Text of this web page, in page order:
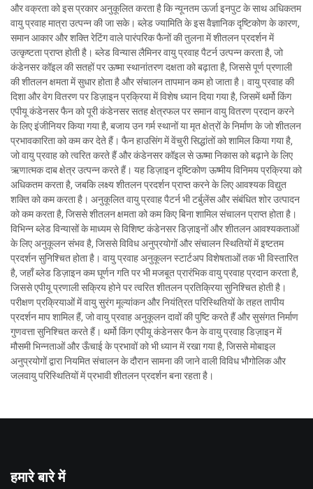
और वक्रता को इस प्रकार अनुकूलित करता है कि न्यूनतम ऊर्जा इनपुट के साथ अधिकतम
वायु प्रवाह मात्रा उत्पन्न की जा सके। ब्लेड ज्यामिति के इस वैज्ञानिक दृष्टिकोण के कारण,
समान आकार और शक्ति रेटिंग वाले पारंपरिक फैनों की तुलना में शीतलन प्रदर्शन में
उत्कृष्टता प्राप्त होती है। ब्लेड विन्यास लैमिनर वायु प्रवाह पैटर्न उत्पन्न करता है, जो
कंडेनसर कॉइल की सतहों पर ऊष्मा स्थानांतरण दक्षता को बढ़ाता है, जिससे पूर्ण प्रणाली
की शीतलन क्षमता में सुधार होता है और संचालन तापमान कम हो जाता है। वायु प्रवाह की
दिशा और वेग वितरण पर डिज़ाइन प्रक्रिया में विशेष ध्यान दिया गया है, जिसमें थर्मो किंग
एपीयू कंडेनसर फैन को पूरी कंडेनसर सतह क्षेत्रफल पर समान वायु वितरण प्रदान करने
के लिए इंजीनियर किया गया है, बजाय उन गर्म स्थानों या मृत क्षेत्रों के निर्माण के जो शीतलन
प्रभावकारिता को कम कर देते हैं। फैन हाउसिंग में वेंचुरी सिद्धांतों को शामिल किया गया है,
जो वायु प्रवाह को त्वरित करते हैं और कंडेनसर कॉइल से ऊष्मा निकास को बढ़ाने के लिए
ऋणात्मक दाब क्षेत्र उत्पन्न करते हैं। यह डिज़ाइन दृष्टिकोण ऊष्मीय विनिमय प्रक्रिया को
अधिकतम करता है, जबकि लक्ष्य शीतलन प्रदर्शन प्राप्त करने के लिए आवश्यक विद्युत
शक्ति को कम करता है। अनुकूलित वायु प्रवाह पैटर्न भी टर्बुलेंस और संबंधित शोर उत्पादन
को कम करता है, जिससे शीतलन क्षमता को कम किए बिना शामिल संचालन प्राप्त होता है।
विभिन्न ब्लेड विन्यासों के माध्यम से विशिष्ट कंडेनसर डिज़ाइनों और शीतलन आवश्यकताओं
के लिए अनुकूलन संभव है, जिससे विविध अनुप्रयोगों और संचालन स्थितियों में इष्टतम
प्रदर्शन सुनिश्चित होता है। वायु प्रवाह अनुकूलन स्टार्टअप विशेषताओं तक भी विस्तारित
है, जहाँ ब्लेड डिज़ाइन कम घूर्णन गति पर भी मजबूत प्रारंभिक वायु प्रवाह प्रदान करता है,
जिससे एपीयू प्रणाली सक्रिय होने पर त्वरित शीतलन प्रतिक्रिया सुनिश्चित होती है।
परीक्षण प्रक्रियाओं में वायु सुरंग मूल्यांकन और नियंत्रित परिस्थितियों के तहत तापीय
प्रदर्शन माप शामिल हैं, जो वायु प्रवाह अनुकूलन दावों की पुष्टि करते हैं और सुसंगत निर्माण
गुणवत्ता सुनिश्चित करते हैं। थर्मो किंग एपीयू कंडेनसर फैन के वायु प्रवाह डिज़ाइन में
मौसमी भिन्नताओं और ऊँचाई के प्रभावों को भी ध्यान में रखा गया है, जिससे मोबाइल
अनुप्रयोगों द्वारा नियमित संचालन के दौरान सामना की जाने वाली विविध भौगोलिक और
जलवायु परिस्थितियों में प्रभावी शीतलन प्रदर्शन बना रहता है।
हमारे बारे में